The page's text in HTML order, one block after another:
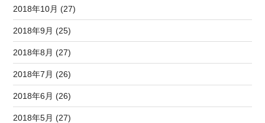
2018年10月 (27)
2018年9月 (25)
2018年8月 (27)
2018年7月 (26)
2018年6月 (26)
2018年5月 (27)